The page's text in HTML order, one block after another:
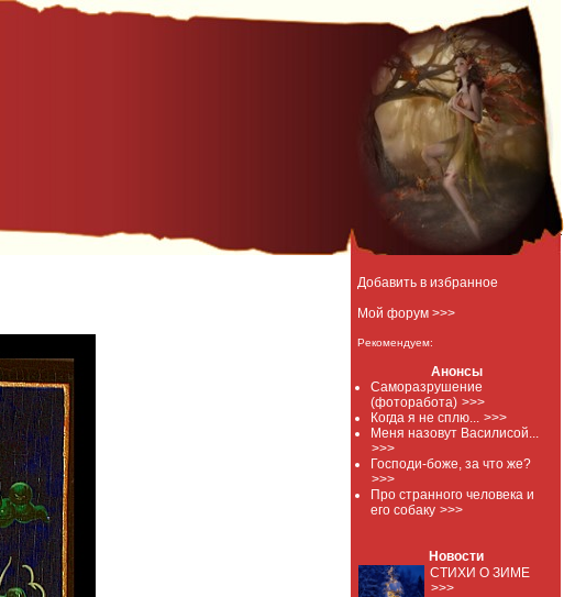
Добавить в избранное
Мой форум >>>
Рекомендуем:
Анонсы
Саморазрушение
(фоторабота) >>>
Когда я не сплю... >>>
Меня назовут Василисой...
>>>
Господи-боже, за что же?
>>>
Про странного человека и
его собаку >>>
Новости
СТИХИ О ЗИМЕ
>>>